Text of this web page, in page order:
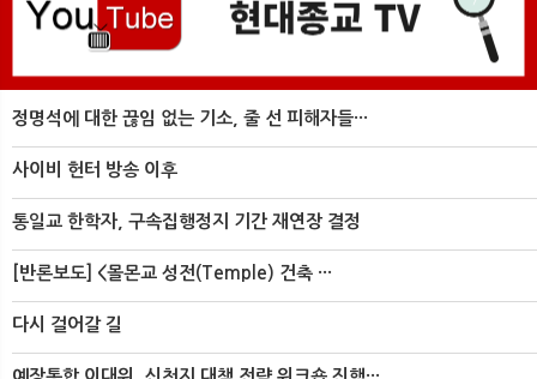
정명석에 대한 끊임 없는 기소, 줄 선 피해자들···
사이비 헌터 방송 이후
통일교 한학자, 구속집행정지 기간 재연장 결정
[반론보도] <몰몬교 성전(Temple) 건축 ···
다시 걸어갈 길